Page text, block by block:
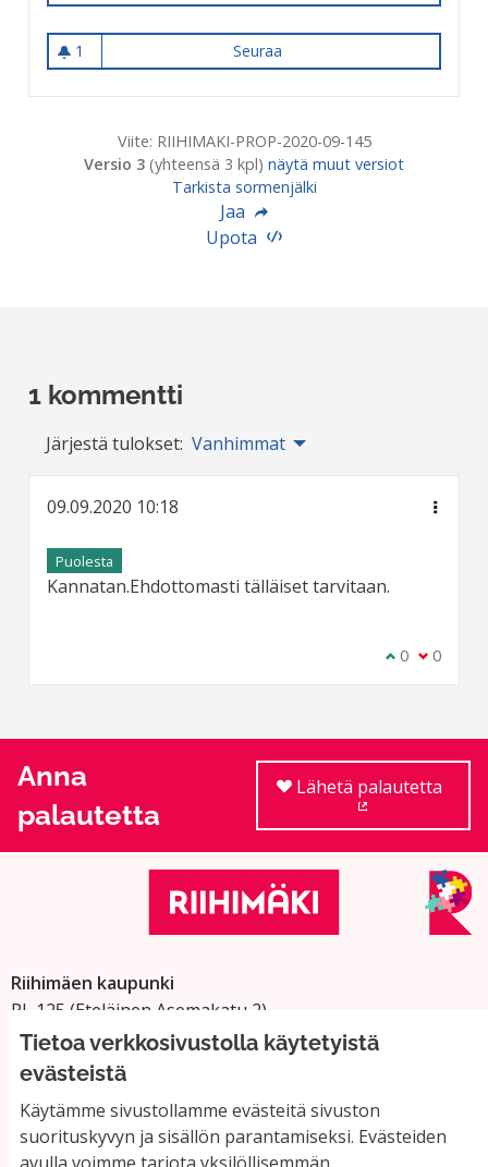
Tietoa verkkosivustolla käytetyistä
evästeistä
Käytämme sivustollamme evästeitä sivuston
suorituskyvyn ja sisällön parantamiseksi. Evästeiden
1
1 seuraaja
Seuraa
Viite: RIIHIMAKI-PROP-2020-09-145
Versio 3 (yhteensä 3 kpl) näytä muut versiot
Tarkista sormenjälki
Jaa
Upota
1 kommentti
Järjestä tulokset: Vanhimmat
09.09.2020 10:18
Puolesta
Kannatan.Ehdottomasti tälläiset tarvitaan.
Olen samaa
0 Olen eri
0
Anna
palautetta
Lähetä palautetta
Riihimäen kaupunki
PL 125 (Eteläinen Asemakatu 2)
11101 Riihimäki
Vaihde: 019 758 4000
Sähköpostiosoitteet:
etunimi.sukunimi@riihimaki.fi